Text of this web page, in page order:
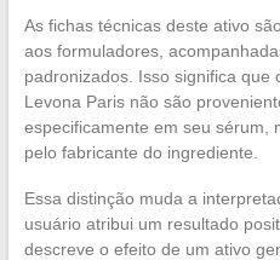
As fichas técnicas deste ativo
aos formuladores,
padronizados. Isso significa que
Levona Paris não são
especificamente em seu sérum,
pelo fabricante do ingrediente.
Essa distinção muda a
usuário atribui um resultado
descreve o efeito de um ativo